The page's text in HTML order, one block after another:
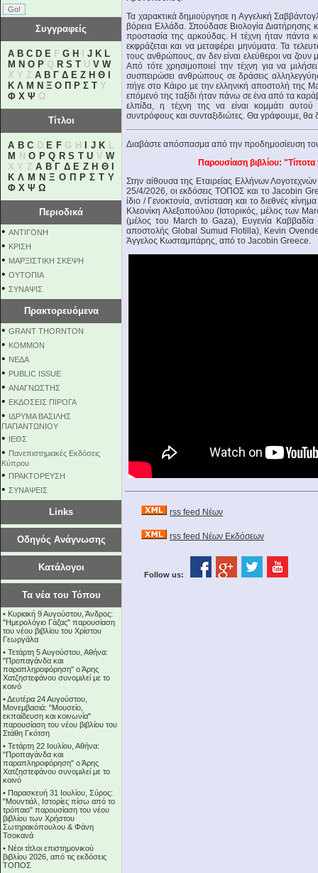
Συγγραφείς
A B C D E F G H J K L
M N O P Q R S T U V W
X Y Z Α Β Γ Δ Ε Ζ Η Θ
Κ Λ Μ Ν Ξ Ο Π Ρ Σ Τ Υ
Φ Χ Ψ Ω
Τίτλοι
A B C D E FG H J K L
M
N O P Q R S T U V W
X Y ZΑ Β Γ Δ Ε Ζ Η Θ
Κ Λ Μ Ν Ξ Ο Π Ρ Σ Τ Υ
Φ Χ Ψ Ω
Περιοδικά
• ΑΝΤΙΓΟΝΗ
• ΚΡΙΣΗ
• ΜΑΡΞΙΣΤΙΚΗ ΣΚΕΨΗ
• ΟΥΤΟΠΙΑ
• ΣΥΝΑΨΙΣ
Πρακτορευόμενα
• GRANT THORNTON
• KOMMON
• NEΔΑ
• PUBLIC ISSUE
• ΑΝΑΓΝΩΣΤΗΣ
• ΕΚΔΟΣΕΙΣ ΠΙΡΟΓΑ
• ΙΔΡΥΜΑ ΒΑΣΙΛΗΣ
ΠΑΠΑΝΤΩΝΙΟΥ
• ΙΕΘΣ
• Πανεπιστημιακές Εκδόσεις
Κύπρου
• ΠΡΑΚΤΟΡΕΥΣΗ
• ΣΥΝΑΨΕΙΣ
Links
Οδηγός Ανάγνωσης
Κατάλογοι
Τα νέα του Τόπου
• Κυριακή 9 Αυγούστου, Άνδρος:
"Ημερολόγιο Γάζας" παρουσίαση
του νέου βιβλίου του Χρίστου
Γεωργάλα
• Τετάρτη 5 Αυγούστου, Αθήνα:
"Προπαγάνδα και
παραπληροφόρηση" ο Άρης
Χατζηστεφάνου συνομιλεί με το
κοινό
•Δευτέρα 24 Αυγούστου,
Μονεμβασιά: "Μουσείο,
εκπαίδευση και κοινωνία"
παρουσίαση του νέου βιβλίου του
Στάθη Γκότση
• Τετάρτη 22 Ιουλίου, Αθήνα:
"Προπαγάνδα και
παραπληροφόρηση" ο Άρης
Χατζηστεφάνου συνομιλεί με το
κοινό
• Παρασκευή 31 Ιουλίου, Σύρος:
"Μουντιάλ, Ιστορίες πίσω από το
τρόπαιο" παρουσίαση του νέου
βιβλίου των Χρήστου
Σωτηρακόπουλου & Φάνη
Τσοκανά
• Νέοι τίτλοι επιστημονικού
βιβλίου 2026, από τις εκδόσεις
ΤΟΠΟΣ
Τα χαρακτικά δημιούργησε η Αγγελική
βόρεια Ελλάδα. Σπούδασε Βιολογία Διατήρησης
προστασία της αρκούδας. Η τέχνη ήταν πάντα
εκφράζεται και να μεταφέρει μηνύματα. Τα
τους ανθρώπους, αν δεν είναι ελεύθεροι να
Από τότε χρησιμοποιεί την τέχνη για να
συσπειρώσει ανθρώπους σε δράσεις
πήγε στο Κάιρο µε την ελληνική αποστολή της
επόμενό της ταξίδι ήταν πάνω σε ένα από τα
ελπίδα, η τέχνη της να είναι κομμάτι
συντρόφους και συνταξιδιώτες. Θα γράφουμε, θα
Διαβάστε απόσπασμα από την προδημοσίευση
Παρουσίαση βιβλίου:
Στην αίθουσα της Εταιρείας Ελλήνων
25/4/2026, οι εκδόσεις ΤΟΠΟΣ και το Jacobin
ίδιο / Γενοκτονία, αντίσταση και το διεθνές
Κλεονίκη Αλεξοπούλου (Ιστορικός, μέλος των
(μέλος του Μarch to Gaza), Ευγενία Καββαδία
αποστολής Global Sumud Flotilla), Κevin
Άγγελος Κωσταμπάρης, από το Jacobin Greece.
rss feed Νέων
rss feed Νέων Εκδόσεων
Follow us: